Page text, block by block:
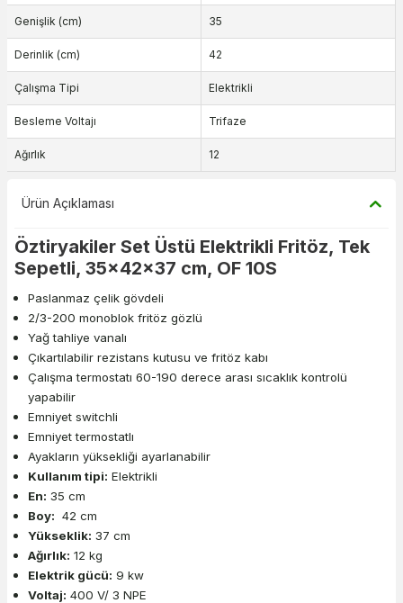
Genişlik (cm) 35
Derinlik (cm) 42
Çalışma Tipi Elektrikli
Besleme Voltajı Trifaze
Ağırlık 12
Ürün Açıklaması
Öztiryakiler Set Üstü Elektrikli Fritöz, Tek
Sepetli, 35x42x37 cm, OF 10S
Paslanmaz çelik gövdeli
2/3-200 monoblok fritöz gözlü
Yağ tahliye vanalı
Çıkartılabilir rezistans kutusu ve fritöz kabı
Çalışma termostatı 60-190 derece arası sıcaklık kontrolü
yapabilir
Emniyet switchli
Emniyet termostatlı
Ayakların yüksekliği ayarlanabilir
Kullanım tipi: Elektrikli
En: 35 cm
Boy: 42 cm
Yükseklik: 37 cm
Ağırlık: 12 kg
Elektrik gücü: 9 kw
Voltaj: 400 V/ 3 NPE